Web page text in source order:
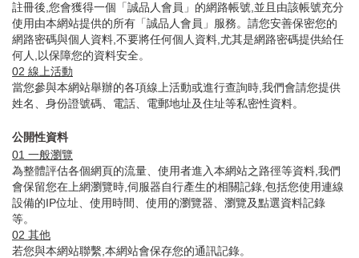
註冊後,您會獲得一個「誠品人會員」的網路帳號,並且由該帳號充分
使用由本網站提供的所有「誠品人會員」服務。請您安善保密您的
網路密碼與個人資料,不要將任何個人資料,尤其是網路密碼提供給任
何人,以保障您的資料安全。
02 線上活動
當您參與本網站舉辦的各項線上活動或進行查詢時,我們會請您提供
姓名、身份證號碼、電話、電郵地址及住址等私密性資料。
公開性資料
01 一般瀏覽
為整體評估各個網頁的流量、使用者進入本網站之路徑等資料,我們
會保留您在上網瀏覽時,伺服器自行產生的相關記錄,包括您使用連線
設備的IP位址、使用時間、使用的瀏覽器、瀏覽及點選資料記錄
等。
02 其他
若您與本網站聯繫,本網站會保存您的通訊記錄。